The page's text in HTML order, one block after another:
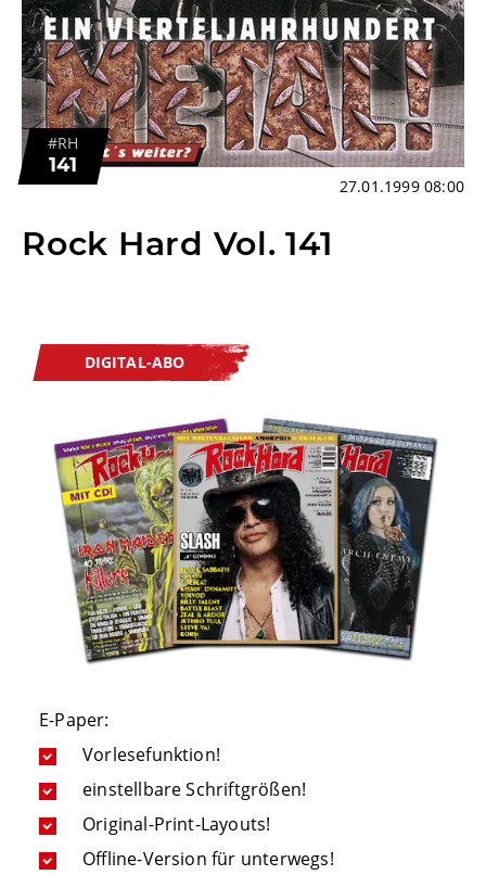
#RH
141
27.01.1999 08:00
Rock Hard Vol. 141
DIGITAL-ABO
E-Paper:
Vorlesefunktion!
einstellbare Schriftgrößen!
Original-Print-Layouts!
Offline-Version für unterwegs!